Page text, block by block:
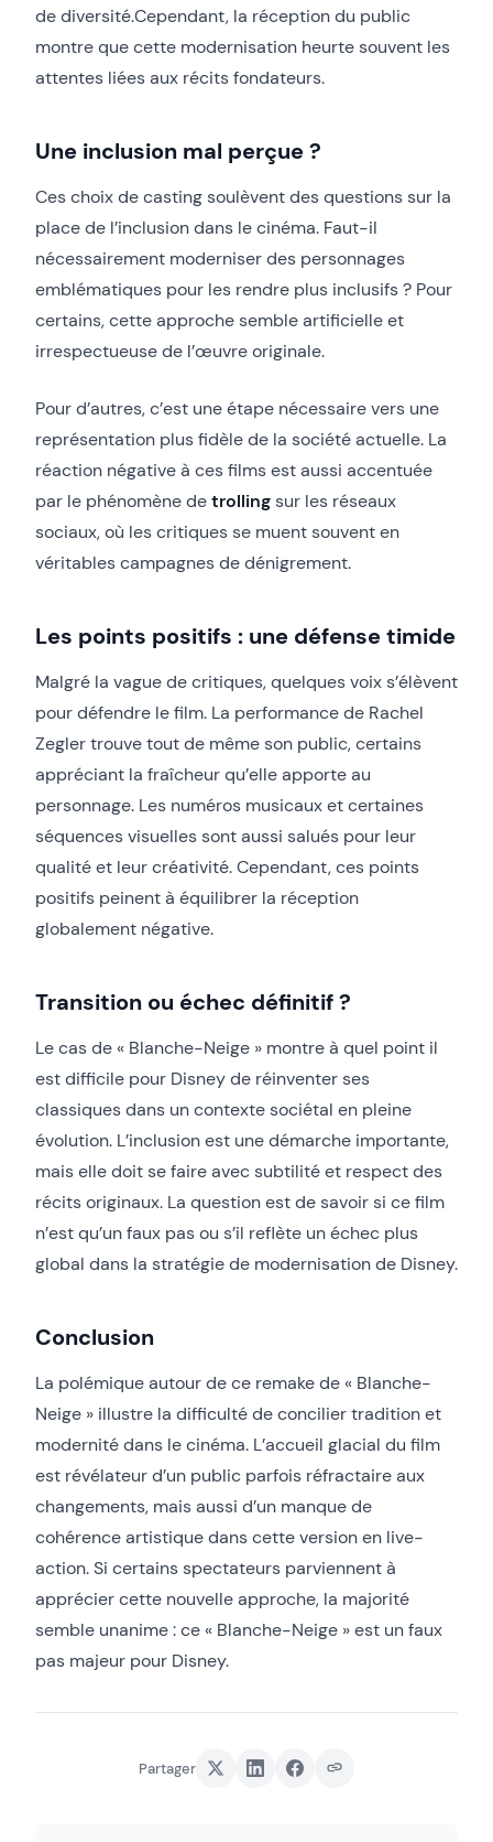
de diversité.Cependant, la réception du public
montre que cette modernisation heurte souvent les
attentes liées aux récits fondateurs.
Une inclusion mal perçue ?
Ces choix de casting soulèvent des questions sur la
place de l’inclusion dans le cinéma. Faut-il
nécessairement moderniser des personnages
emblématiques pour les rendre plus inclusifs ? Pour
certains, cette approche semble artificielle et
irrespectueuse de l’œuvre originale.
Pour d’autres, c’est une étape nécessaire vers une
représentation plus fidèle de la société actuelle. La
réaction négative à ces films est aussi accentuée
par le phénomène detrollingsur les réseaux
sociaux, où les critiques se muent souvent en
véritables campagnes de dénigrement.
Les points positifs : une défense timide
Malgré la vague de critiques, quelques voix s’élèvent
pour défendre le film. La performance de Rachel
Zegler trouve tout de même son public, certains
appréciant la fraîcheur qu’elle apporte au
personnage. Les numéros musicaux et certaines
séquences visuelles sont aussi salués pour leur
qualité et leur créativité. Cependant, ces points
positifs peinent à équilibrer la réception
globalement négative.
Transition ou échec définitif ?
Le cas de « Blanche-Neige » montre à quel point il
est difficile pour Disney de réinventer ses
classiques dans un contexte sociétal en pleine
évolution. L’inclusion est une démarche importante,
mais elle doit se faire avec subtilité et respect des
récits originaux. La question est de savoir si ce film
n’est qu’un faux pas ou s’il reflète un échec plus
global dans la stratégie de modernisation de Disney.
Conclusion
La polémique autour de ce remake de « Blanche-
Neige » illustre la difficulté de concilier tradition et
modernité dans le cinéma. L’accueil glacial du film
est révélateur d’un public parfois réfractaire aux
changements, mais aussi d’un manque de
cohérence artistique dans cette version en live-
action. Si certains spectateurs parviennent à
apprécier cette nouvelle approche, la majorité
semble unanime : ce « Blanche-Neige » est un faux
pas majeur pour Disney.
Partager